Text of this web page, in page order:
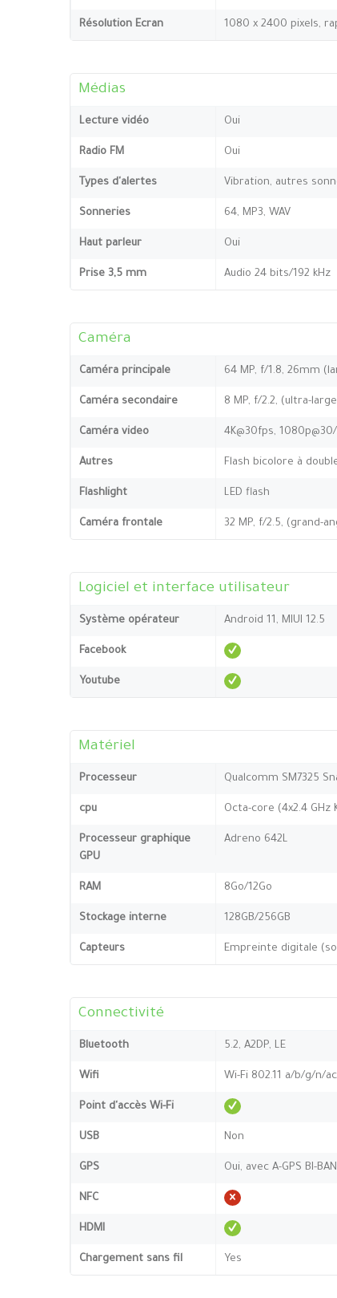
Résolution Ecran 1080 x 2400 pixels,
Médias
Lecture vidéo Oui
Radio FM Oui
Types d'alertes Vibration, autres
Sonneries 64, MP3, WAV
Haut parleur Oui
Prise 3,5 mm Audio 24 bits/192 kHz
Caméra
Caméra principale 64 MP, f/1.8, 26mm
Caméra secondaire 8 MP, f/2.2, (ultra-
Caméra video 4K@30fps,
Autres Flash bicolore à
Flashlight LED flash
Caméra frontale 32 MP, f/2.5, (grand-
Logiciel et interface utilisateur
Système opérateur Android 11, MIUI 12.5
Facebook
Youtube
Matériel
Processeur Qualcomm SM7325
cpu Octa-core (4x2.4 GHz
Processeur graphique
GPU
Adreno 642L
RAM 8Go/12Go
Stockage interne 128GB/256GB
Capteurs Empreinte digitale
Connectivité
Bluetooth 5.2, A2DP, LE
Wifi Wi-Fi 802.11 a/b/g/n/
Point d'accès Wi-Fi
USB Non
GPS Oui, avec A-GPS BI-
NFC
HDMI
Chargement sans fil Yes